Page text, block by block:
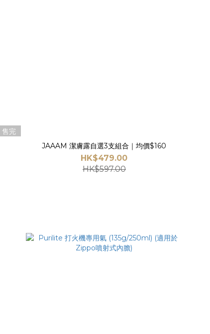
售完
JAAAM 潔膚露自選3支組合｜均價$160
HK$479.00
HK$597.00